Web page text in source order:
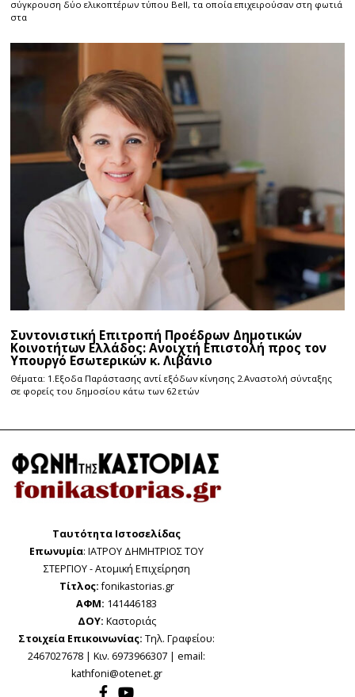
σύγκρουση δύο ελικοπτέρων τύπου Bell, τα οποία επιχειρούσαν στη φωτιά
στα
Συντονιστική Επιτροπή Προέδρων Δημοτικών
Κοινοτήτων Ελλάδος: Ανοιχτή Επιστολή προς τον
Υπουργό Εσωτερικών κ. Λιβάνιο
Θέματα: 1.Εξοδα Παράστασης αντί εξόδων κίνησης 2.Αναστολή σύνταξης
σε φορείς του δημοσίου κάτω των 62 ετών
Ταυτότητα Ιστοσελίδας
Επωνυμία: ΙΑΤΡΟΥ ΔΗΜΗΤΡΙΟΣ ΤΟΥ
ΣΤΕΡΓΙΟΥ - Ατομική Επιχείρηση
Τίτλος:fonikastorias.gr
ΑΦΜ: 141446183
ΔΟΥ: Καστοριάς
Στοιχεία Επικοινωνίας: Τηλ. Γραφείου:
2467027678 | Κιν. 6973966307 | email:
kathfoni@otenet.gr